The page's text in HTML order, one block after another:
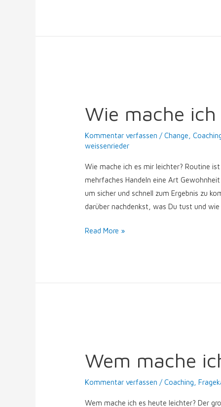
Wie mache
Kommentar verfassen /Change ,
weissenrieder
Wie mache ich es mir leichter? Routine
mehrfaches Handeln eine Art
um sicher und schnell zum Ergebnis zu
darüber nachdenkst, was Du tust und
ich
es
mir
leichter?
Read More »
Wem mache
Kommentar verfassen /Coaching ,
Wem mache ich es heute leichter? Der
ich
es
heute